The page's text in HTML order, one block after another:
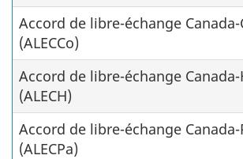
Accord de libre-échange
(ALECCo)
Accord de libre-échange
(ALECH)
Accord de libre-échange
(ALECPa)